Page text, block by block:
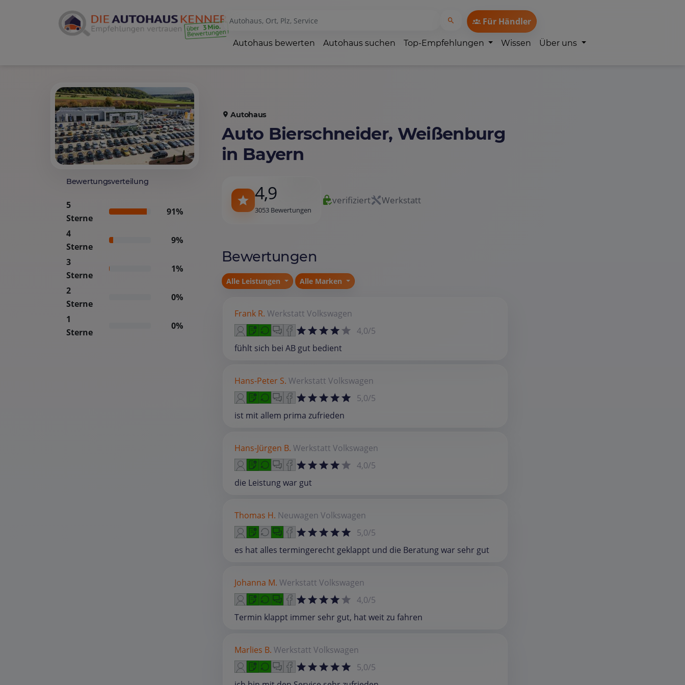
Für Händler
Autohaus bewerten Autohaus suchen Top-Empfehlungen Wissen Über uns
Bewertungsverteilung
5
Sterne
91%
4
Sterne
9%
3
Sterne
1%
2
Sterne
0%
1
Sterne
0%
Autohaus
Auto Bierschneider, Weißenburg
in Bayern
4,9
3053 Bewertungen
verifiziert Werkstatt
Bewertungen
Alle Leistungen Alle Marken
Frank R. Werkstatt Volkswagen
4,0/5
fühlt sich bei AB gut bedient
Hans-Peter S. Werkstatt Volkswagen
5,0/5
ist mit allem prima zufrieden
Hans-Jürgen B. Werkstatt Volkswagen
4,0/5
die Leistung war gut
Thomas H. Neuwagen Volkswagen
5,0/5
es hat alles termingerecht geklappt und die Beratung war sehr gut
Johanna M. Werkstatt Volkswagen
4,0/5
Termin klappt immer sehr gut, hat weit zu fahren
Marlies B. Werkstatt Volkswagen
5,0/5